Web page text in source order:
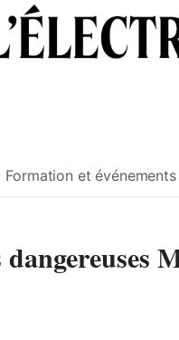
Formation et événements